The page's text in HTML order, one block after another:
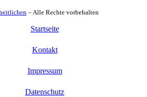
– Alle Rechte vorbehalten
Startseite
Kontakt
Impressum
Datenschutz